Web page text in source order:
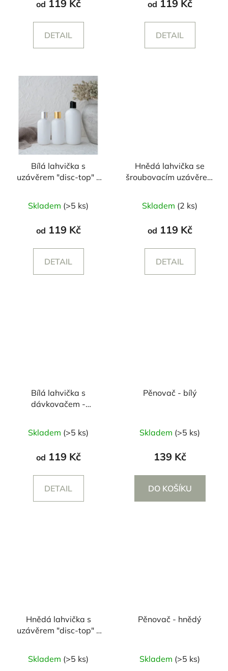
5,0
z
od 119 Kč
DETAIL
od 119 Kč
DETAIL
Bílá lahvička s
uzávěrem "disc-top" -
Skladem (>5 ks)
od 119 Kč
DETAIL
Hnědá lahvička se
šroubovacím uzávěrem
Skladem (2 ks)
od 119 Kč
DETAIL
Bílá lahvička s
dávkovačem -
hodnocení
produktu
5,0
z
Skladem (>5 ks)
od 119 Kč
DETAIL
Pěnovač - bílý
Skladem (>5 ks)
139 Kč
DO KOŠÍKU
Hnědá lahvička s
uzávěrem "disc-top" -
Skladem (>5 ks)
Pěnovač - hnědý
hodnocení
Skladem (>5 ks)